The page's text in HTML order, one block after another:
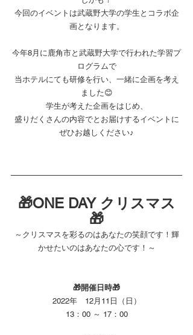
今回のイベントは武蔵野大学の学生とコラボ企
画となります。
今年8月に鹿角市と武蔵野大学で行われた学習プ
ログラムで
当ホテルにても研修を行い、一緒に企画を考え
ました😊
学生が考えた企画をはじめ、
盛りだくさんの内容でとお届けするイベントに
ぜひお越しください♪
🎁ONE DAY クリスマス
🎁
～クリスマスを彩るのはあなたの笑顔です！輝
かせたいのはあなたの心です！～
🎁開催日時🎁
2022年　12月11日（日）
13：00 ～ 17：00